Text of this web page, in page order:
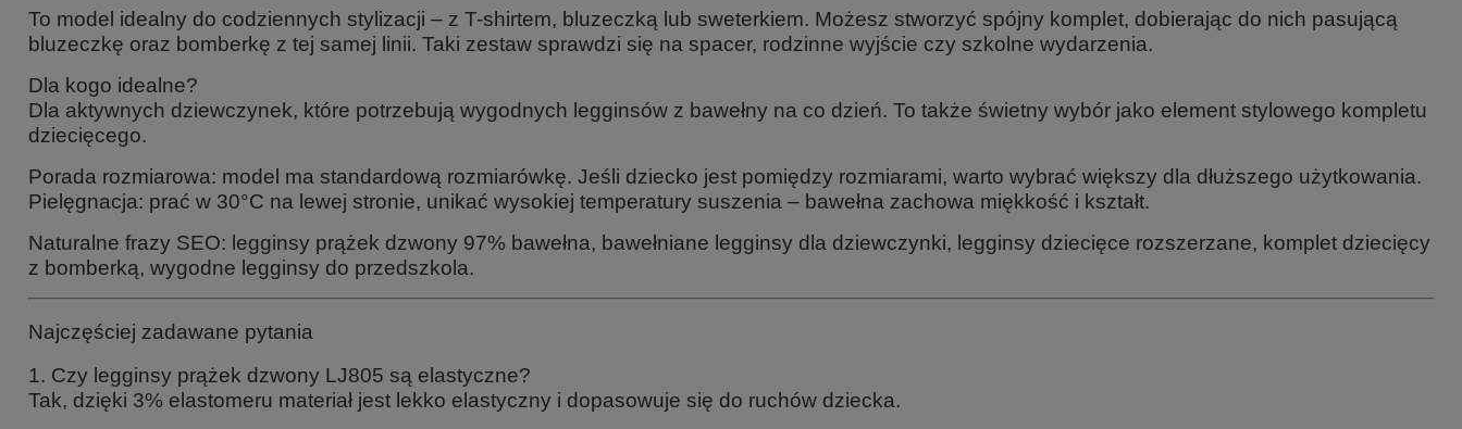
To model idealny do codziennych stylizacji – z T-shirtem, bluzeczką lub sweterkiem. Możesz stworzyć spójny komplet, dobierając do nich pasującą
bluzeczkę oraz bomberkę z tej samej linii. Taki zestaw sprawdzi się na spacer, rodzinne wyjście czy szkolne wydarzenia.
Dla kogo idealne?
Dla aktywnych dziewczynek, które potrzebują wygodnych legginsów z bawełny na co dzień. To także świetny wybór jako element stylowego kompletu
dziecięcego.
Porada rozmiarowa: model ma standardową rozmiarówkę. Jeśli dziecko jest pomiędzy rozmiarami, warto wybrać większy dla dłuższego użytkowania.
Pielęgnacja: prać w 30°C na lewej stronie, unikać wysokiej temperatury suszenia – bawełna zachowa miękkość i kształt.
Naturalne frazy SEO: legginsy prążek dzwony 97% bawełna, bawełniane legginsy dla dziewczynki, legginsy dziecięce rozszerzane, komplet dziecięcy
z bomberką, wygodne legginsy do przedszkola.
Najczęściej zadawane pytania
1. Czy legginsy prążek dzwony LJ805 są elastyczne?
Tak, dzięki 3% elastomeru materiał jest lekko elastyczny i dopasowuje się do ruchów dziecka.